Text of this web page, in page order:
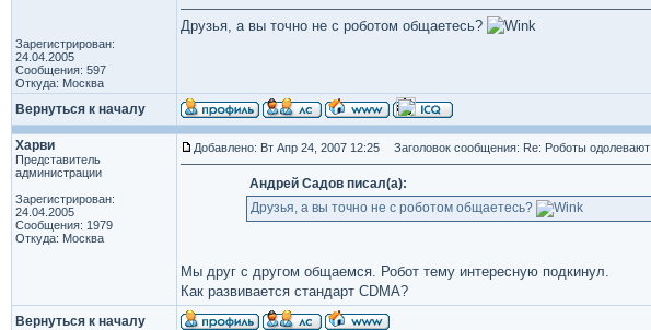
Зарегистрирован:
24.04.2005
Сообщения: 597
Откуда: Москва
Друзья, а вы точно не с роботом общаетесь?
Вернуться к началу
Харви
Представитель
администрации
Зарегистрирован:
24.04.2005
Сообщения: 1979
Откуда: Москва
Добавлено: Вт Апр 24, 2007 12:25 Заголовок сообщения: Re: Роботы одолевают
Андрей Садов писал(а):
Друзья, а вы точно не с роботом общаетесь?
Мы друг с другом общаемся. Робот тему интересную подкинул.
Как развивается стандарт CDMA?
Вернуться к началу